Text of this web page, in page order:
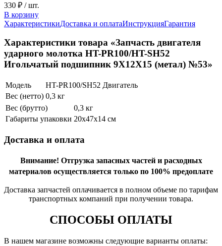
330 ₽ / шт.
В корзину
ХарактеристикиДоставка и оплатаИнструкцияГарантия
Характеристики товара «Запчасть двигателя
ударного молотка HT-PR100/HT-SH52
Игольчатый подшипник 9X12X15 (метал) №53»
Модель
HT-PR100/SH52 Двигатель
Вес (нетто) 0,3 кг
Вес (брутто)
0,3 кг
Габариты упаковки 20х47х14 см
Доставка и оплата
Внимание! Отгрузка запасных частей и расходных
материалов осуществляется только по 100% предоплате
Доставка запчастей оплачивается в полном объеме по тарифам
транспортных компаний при получении товара.
СПОСОБЫ ОПЛАТЫ
В нашем магазине возможны следующие варианты оплаты: